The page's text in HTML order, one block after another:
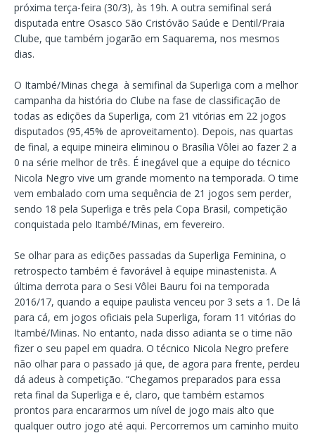
próxima terça-feira (30/3), às 19h. A outra semifinal será
disputada entre Osasco São Cristóvão Saúde e Dentil/Praia
Clube, que também jogarão em Saquarema, nos mesmos
dias.
O Itambé/Minas chega à semifinal da Superliga com a melhor
campanha da história do Clube na fase de classificação de
todas as edições da Superliga, com 21 vitórias em 22 jogos
disputados (95,45% de aproveitamento). Depois, nas quartas
de final, a equipe mineira eliminou o Brasília Vôlei ao fazer 2 a
0 na série melhor de três. É inegável que a equipe do técnico
Nicola Negro vive um grande momento na temporada. O time
vem embalado com uma sequência de 21 jogos sem perder,
sendo 18 pela Superliga e três pela Copa Brasil, competição
conquistada pelo Itambé/Minas, em fevereiro.
Se olhar para as edições passadas da Superliga Feminina, o
retrospecto também é favorável à equipe minastenista. A
última derrota para o Sesi Vôlei Bauru foi na temporada
2016/17, quando a equipe paulista venceu por 3 sets a 1. De lá
para cá, em jogos oficiais pela Superliga, foram 11 vitórias do
Itambé/Minas. No entanto, nada disso adianta se o time não
fizer o seu papel em quadra. O técnico Nicola Negro prefere
não olhar para o passado já que, de agora para frente, perdeu
dá adeus à competição. “Chegamos preparados para essa
reta final da Superliga e é, claro, que também estamos
prontos para encararmos um nível de jogo mais alto que
qualquer outro jogo até aqui. Percorremos um caminho muito